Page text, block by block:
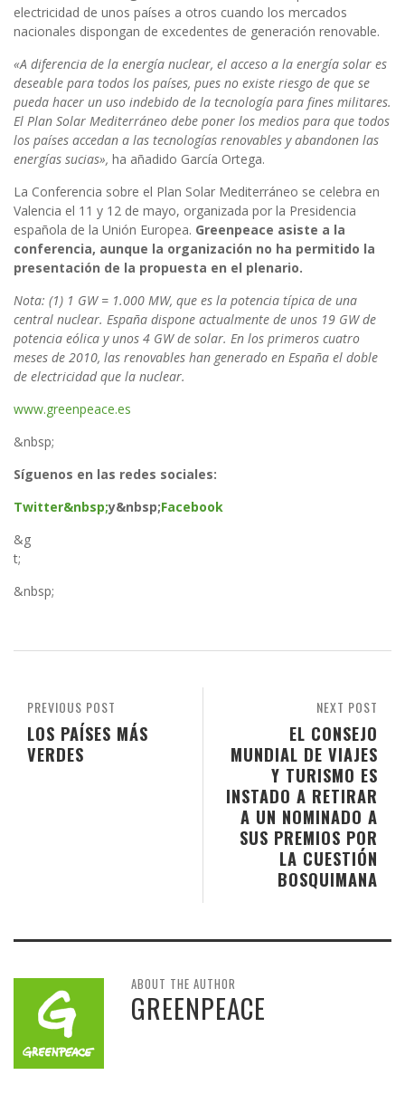
electricidad de unos países a otros cuando los mercados
nacionales dispongan de excedentes de generación renovable.
«A diferencia de la energía nuclear, el acceso a la energía solar es
deseable para todos los países, pues no existe riesgo de que se
pueda hacer un uso indebido de la tecnología para fines militares.
El Plan Solar Mediterráneo debe poner los medios para que todos
los países accedan a las tecnologías renovables y abandonen las
energías sucias», ha añadido García Ortega.
La Conferencia sobre el Plan Solar Mediterráneo se celebra en
Valencia el 11 y 12 de mayo, organizada por la Presidencia
española de la Unión Europea. Greenpeace asiste a la
conferencia, aunque la organización no ha permitido la
presentación de la propuesta en el plenario.
Nota: (1) 1 GW = 1.000 MW, que es la potencia típica de una
central nuclear. España dispone actualmente de unos 19 GW de
potencia eólica y unos 4 GW de solar. En los primeros cuatro
meses de 2010, las renovables han generado en España el doble
de electricidad que la nuclear.
www.greenpeace.es
&nbsp;
Síguenos en las redes sociales:
Twitter&nbsp;y&nbsp;Facebook
&g
t;
&nbsp;
NEXT POST
EL CONSEJO
MUNDIAL DE VIAJES
Y TURISMO ES
INSTADO A RETIRAR
A UN NOMINADO A
SUS PREMIOS POR
LA CUESTIÓN
BOSQUIMANA
PREVIOUS POST
LOS PAÍSES MÁS
VERDES
ABOUT THE AUTHOR
GREENPEACE